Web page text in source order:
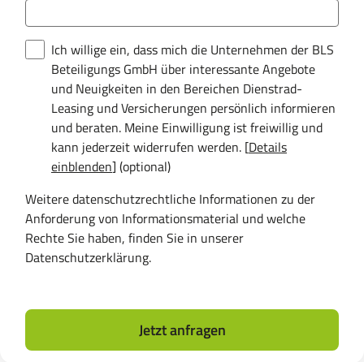
Ich willige ein, dass mich die Unternehmen der BLS
Beteiligungs GmbH über interessante Angebote
und Neuigkeiten in den Bereichen Dienstrad-
Leasing und Versicherungen persönlich informieren
und beraten. Meine Einwilligung ist freiwillig und
kann jederzeit widerrufen werden. [Details
einblenden] (optional)
Weitere datenschutzrechtliche Informationen zu der
Anforderung von Informationsmaterial und welche
Rechte Sie haben, finden Sie in unserer
Datenschutzerklärung.
Jetzt anfragen